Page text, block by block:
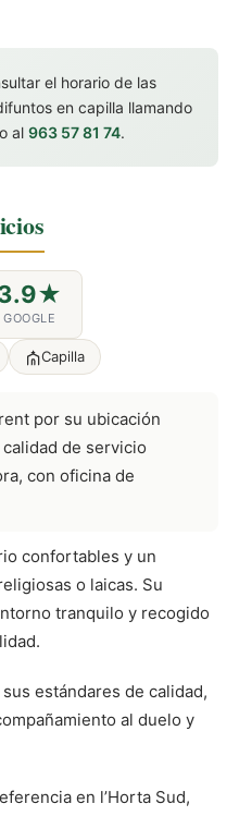
el horario de las
en capilla llamando
al 963 57 81 74.
GOOGLE
Capilla
por su ubicación
de servicio
con oficina de
confortables y un
o laicas. Su
tranquilo y recogido
estándares de calidad,
al duelo y
en l’Horta Sud,